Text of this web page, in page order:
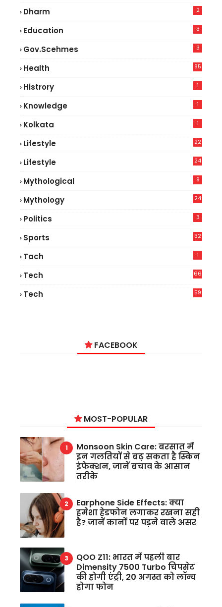
Dharm 2
Education 3
Gov.scehmes 3
Health
85
Histrory 1
Knowledge 1
Kolkata 1
Lifestyle
22
Lifestyle
24
Mythological 9
Mythology 24
Politics 3
Sports 32
Tach 1
Tech
66
Tech
59
FACEBOOK
MOST-POPULAR
Monsoon Skin Care: बरसात में
इन गलतियों से बढ़ सकता है स्किन
इंफेक्शन, जानें बचाव के आसान
तरीके
Earphone Side Effects: क्या
हमेशा हेडफोन लगाकर रखना सही
है? जानें कानों पर पड़ने वाले असर
QOO Z11: भारत में पहली बार
Dimensity 7500 Turbo चिपसेट
की होगी एंट्री, 20 अगस्त को लॉन्च
होगा फोन